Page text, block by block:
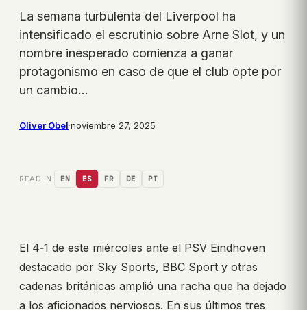
La semana turbulenta del Liverpool ha
intensificado el escrutinio sobre Arne Slot, y un
nombre inesperado comienza a ganar
protagonismo en caso de que el club opte por
un cambio…
Oliver Obel·noviembre 27, 2025
READ IN: EN ES FR DE PT
El 4‑1 de este miércoles ante el PSV Eindhoven
destacado por Sky Sports, BBC Sport y otras
cadenas británicas amplió una racha que ha dejado
a los aficionados nerviosos. En sus últimos tres